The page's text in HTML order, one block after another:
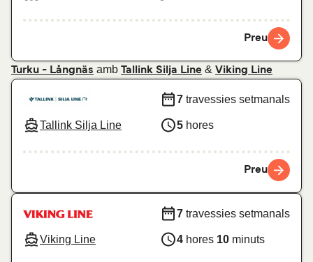
Preu
Turku - Långnäs amb Tallink Silja Line & Viking Line
Tallink Silja Line
7 travessies setmanals
5 hores
Preu
Viking Line
7 travessies setmanals
4 hores 10 minuts